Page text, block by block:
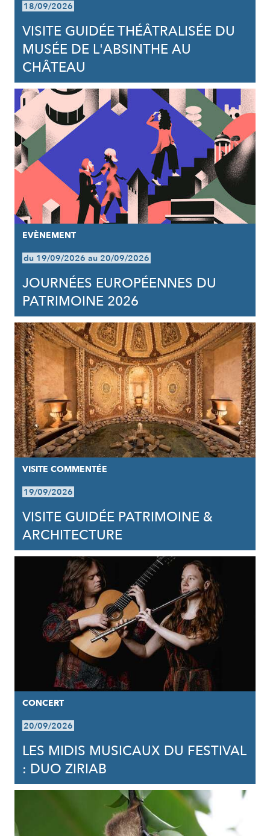
18/09/2026
VISITE GUIDÉE THÉÂTRALISÉE DU
MUSÉE DE L'ABSINTHE AU
CHÂTEAU
EVÈNEMENT
du 19/09/2026 au 20/09/2026
JOURNÉES EUROPÉENNES DU
PATRIMOINE 2026
VISITE COMMENTÉE
19/09/2026
VISITE GUIDÉE PATRIMOINE &
ARCHITECTURE
CONCERT
20/09/2026
LES MIDIS MUSICAUX DU FESTIVAL
: DUO ZIRIAB